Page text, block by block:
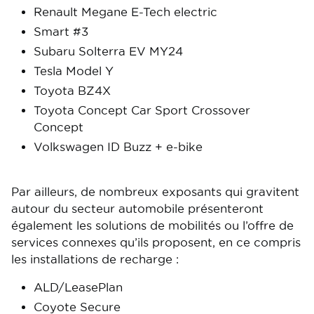
Renault Megane E-Tech electric
Smart #3
Subaru Solterra EV MY24
Tesla Model Y
Toyota BZ4X
Toyota Concept Car Sport Crossover
Concept
Volkswagen ID Buzz + e-bike
Par ailleurs, de nombreux exposants qui gravitent
autour du secteur automobile présenteront
également les solutions de mobilités ou l’offre de
services connexes qu’ils proposent, en ce compris
les installations de recharge :
ALD/LeasePlan
Coyote Secure